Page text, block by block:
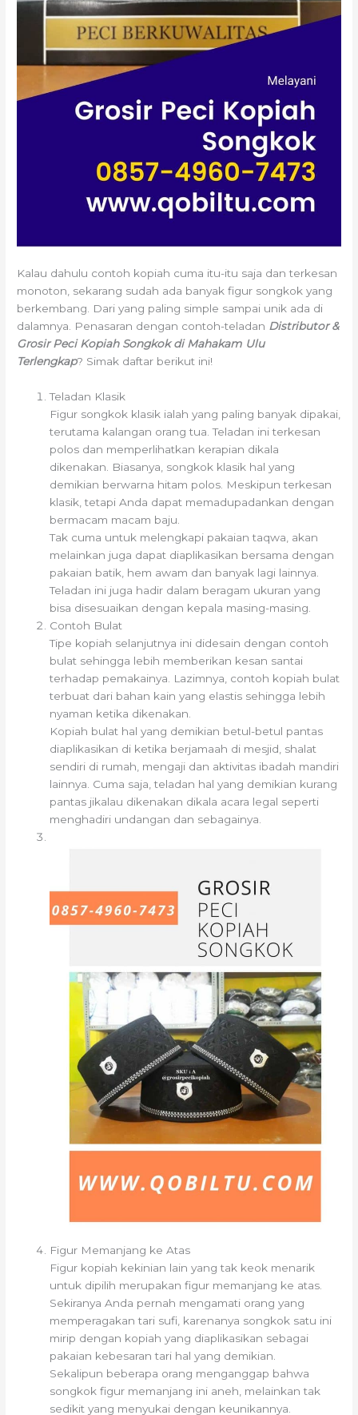
Kalau dahulu contoh kopiah cuma itu-itu saja dan terkesan
monoton, sekarang sudah ada banyak figur songkok yang
berkembang. Dari yang paling simple sampai unik ada di
dalamnya. Penasaran dengan contoh-teladan Distributor &
Grosir Peci Kopiah Songkok di Mahakam Ulu
Terlengkap? Simak daftar berikut ini!
Teladan Klasik
Figur songkok klasik ialah yang paling banyak dipakai,
terutama kalangan orang tua. Teladan ini terkesan
polos dan memperlihatkan kerapian dikala
dikenakan. Biasanya, songkok klasik hal yang
demikian berwarna hitam polos. Meskipun terkesan
klasik, tetapi Anda dapat memadupadankan dengan
bermacam macam baju.
Tak cuma untuk melengkapi pakaian taqwa, akan
melainkan juga dapat diaplikasikan bersama dengan
pakaian batik, hem awam dan banyak lagi lainnya.
Teladan ini juga hadir dalam beragam ukuran yang
bisa disesuaikan dengan kepala masing-masing.
Contoh Bulat
Tipe kopiah selanjutnya ini didesain dengan contoh
bulat sehingga lebih memberikan kesan santai
terhadap pemakainya. Lazimnya, contoh kopiah bulat
terbuat dari bahan kain yang elastis sehingga lebih
nyaman ketika dikenakan.
Kopiah bulat hal yang demikian betul-betul pantas
diaplikasikan di ketika berjamaah di mesjid, shalat
sendiri di rumah, mengaji dan aktivitas ibadah mandiri
lainnya. Cuma saja, teladan hal yang demikian kurang
pantas jikalau dikenakan dikala acara legal seperti
menghadiri undangan dan sebagainya.
Figur Memanjang ke Atas
Figur kopiah kekinian lain yang tak keok menarik
untuk dipilih merupakan figur memanjang ke atas.
Sekiranya Anda pernah mengamati orang yang
memperagakan tari sufi, karenanya songkok satu ini
mirip dengan kopiah yang diaplikasikan sebagai
pakaian kebesaran tari hal yang demikian.
Sekalipun beberapa orang menganggap bahwa
songkok figur memanjang ini aneh, melainkan tak
sedikit yang menyukai dengan keunikannya.